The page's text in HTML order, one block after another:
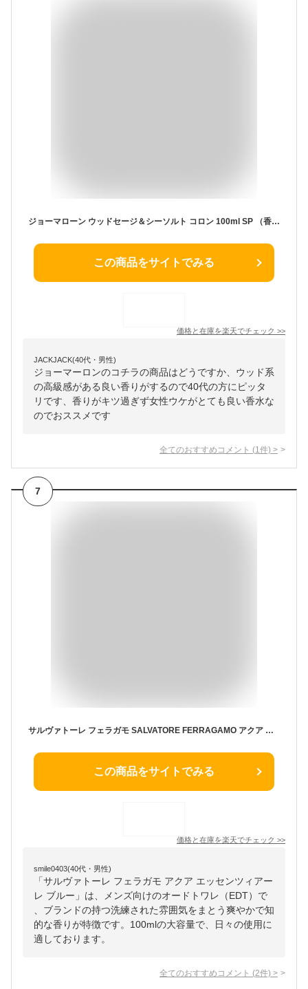
ジョーマローン ウッドセージ＆シーソルト コロン 100ml SP （香水）
この商品をサイトでみる
価格と在庫を楽天でチェック >>
JACKJACK(40代・男性)
ジョーマーロンのコチラの商品はどうですか、ウッド系
の高級感がある良い香りがするので40代の方にピッタ
リです、香りがキツ過ぎず女性ウケがとても良い香水な
のでおススメです
全てのおすすめコメント (1 件) >
7
サルヴァトーレ フェラガモ SALVATORE FERRAGAMO アクア エッセンツィアーレ ブルー 100ml EDT SP fs 【香水 メンズ】【即納】
この商品をサイトでみる
価格と在庫を楽天でチェック >>
smile0403(40代・男性)
「サルヴァトーレ フェラガモ アクア エッセンツィアー
レ ブルー」は、メンズ向けのオードトワレ（EDT）で
、ブランドの持つ洗練された雰囲気をまとう爽やかで知
的な香りが特徴です。100mlの大容量で、日々の使用に
適しております。
全てのおすすめコメント (2件) >